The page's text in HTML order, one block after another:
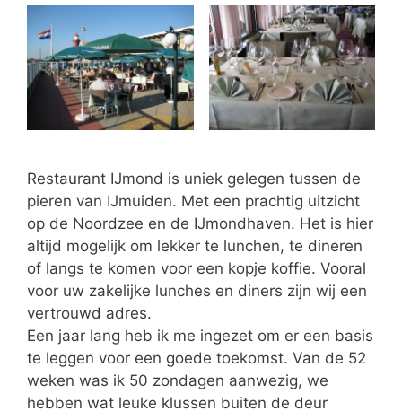
Restaurant IJmond is uniek gelegen tussen de
pieren van IJmuiden. Met een prachtig uitzicht
op de Noordzee en de IJmondhaven. Het is hier
altijd mogelijk om lekker te lunchen, te dineren
of langs te komen voor een kopje koffie. Vooral
voor uw zakelijke lunches en diners zijn wij een
vertrouwd adres.
Een jaar lang heb ik me ingezet om er een basis
te leggen voor een goede toekomst. Van de 52
weken was ik 50 zondagen aanwezig, we
hebben wat leuke klussen buiten de deur